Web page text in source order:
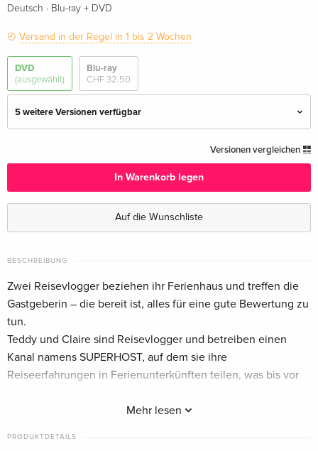
Deutsch · Blu-ray + DVD
Versand in der Regel in 1 bis 2 Wochen
DVD
(ausgewählt)
Blu-ray
CHF 32.50
5 weitere Versionen verfügbar
CHF 32.50
Mediabook, Blu-ray + DVD
DVD
Deutsch
Standard Edition
Deutsch
vergriffen
Standard Edition
CHF 14.50
Standard Edition
Versionen vergleichen
In Warenkorb legen
Auf die Wunschliste
BESCHREIBUNG
Mehr lesen
Zwei Reisevlogger beziehen ihr Ferienhaus und treffen die
Gastgeberin – die bereit ist, alles für eine gute Bewertung zu
tun.
Teddy und Claire sind Reisevlogger und betreiben einen
Kanal namens SUPERHOST, auf dem sie ihre
Reiseerfahrungen in Ferienunterkünften teilen, was bis vor
Nacken, scheinen sie nun den perfekten Content gefunden
PRODUKTDETAILS